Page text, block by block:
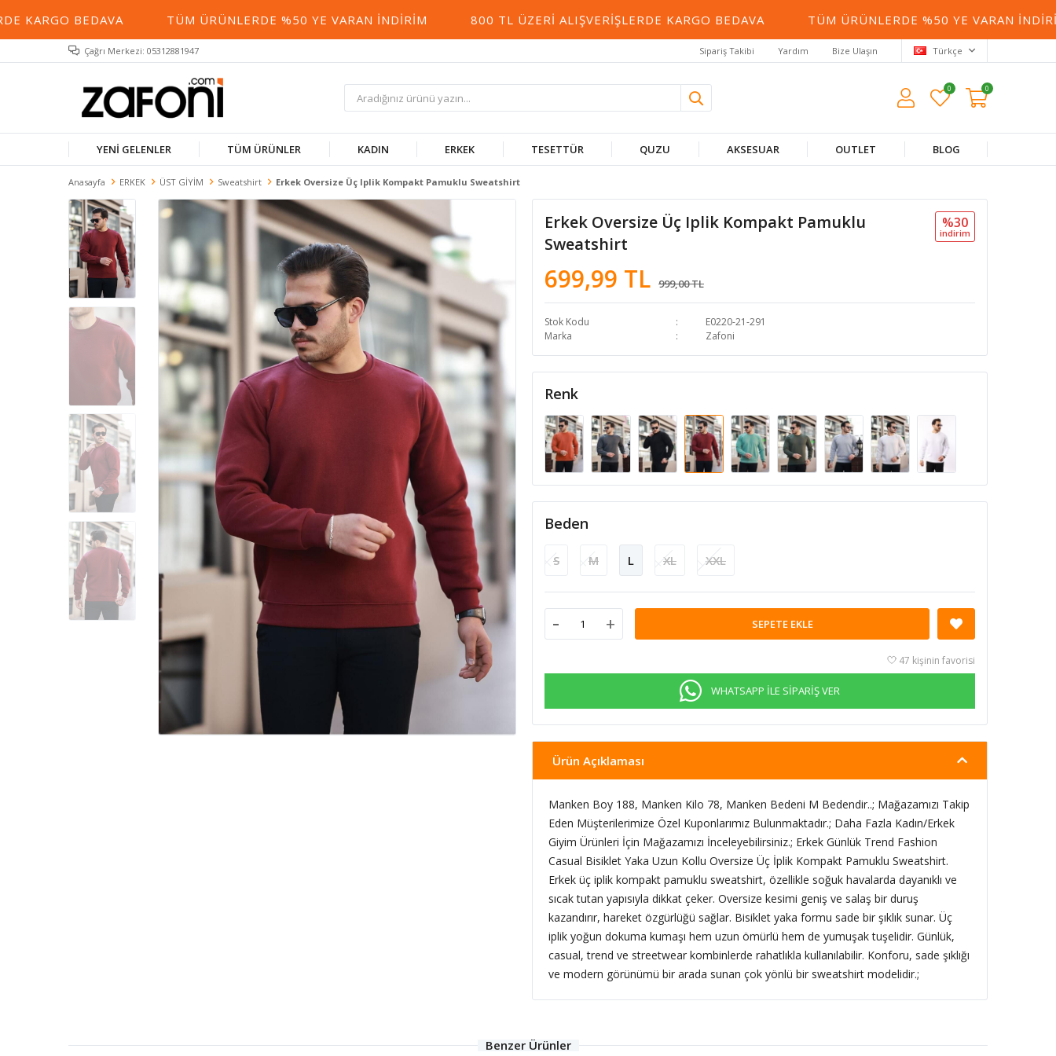
BEDAVA TÜM ÜRÜNLERDE %50 YE VARAN İNDIRIM 800 TL ÜZERI ALIŞVERIŞLERDE KARGO BEDAVA TÜM ÜRÜNLERDE %50 YE VARAN İNDIRIM
Çağrı Merkezi: 05312881947 Sipariş Takibi Yardım Bize Ulaşın Türkçe
0 0
YENİ GELENLER TÜM ÜRÜNLER KADIN ERKEK TESETTÜR QUZU AKSESUAR OUTLET BLOG
Anasayfa ERKEK ÜST GİYİM Sweatshirt Erkek Oversize Üç Iplik Kompakt Pamuklu Sweatshirt
Erkek Oversize Üç Iplik Kompakt Pamuklu
Sweatshirt
699,99 TL 999,00 TL
%30
i̇ndi̇ri̇m
Stok Kodu
E0220-21-291
Marka
Zafoni
Renk
Beden
S M L XL XXL
- + SEPETE EKLE
47 kişinin favorisi
WHATSAPP İLE SİPARİŞ VER
Ürün Açıklaması
Manken Boy 188, Manken Kilo 78, Manken Bedeni M Bedendir..; Mağazamızı Takip
Eden Müşterilerimize Özel Kuponlarımız Bulunmaktadır.; Daha Fazla Kadın/Erkek
Giyim Ürünleri İçin Mağazamızı İnceleyebilirsiniz.; Erkek Günlük Trend Fashion
Casual Bisiklet Yaka Uzun Kollu Oversize Üç İplik Kompakt Pamuklu Sweatshirt.
Erkek üç iplik kompakt pamuklu sweatshirt, özellikle soğuk havalarda dayanıklı ve
sıcak tutan yapısıyla dikkat çeker. Oversize kesimi geniş ve salaş bir duruş
kazandırır, hareket özgürlüğü sağlar. Bisiklet yaka formu sade bir şıklık sunar. Üç
iplik yoğun dokuma kumaşı hem uzun ömürlü hem de yumuşak tuşelidir. Günlük,
casual, trend ve streetwear kombinlerde rahatlıkla kullanılabilir. Konforu, sade şıklığı
ve modern görünümü bir arada sunan çok yönlü bir sweatshirt modelidir.;
Benzer Ürünler